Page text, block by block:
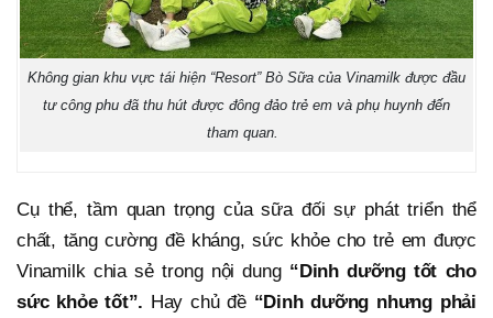
Không gian khu vực tái hiện “Resort” Bò Sữa của Vinamilk được đầu
tư công phu đã thu hút được đông đảo trẻ em và phụ huynh đến
tham quan.
Cụ thể, tầm quan trọng của sữa đối sự phát triển thể
chất, tăng cường đề kháng, sức khỏe cho trẻ em được
Vinamilk chia sẻ trong nội dung “Dinh dưỡng tốt cho
sức khỏe tốt”. Hay chủ đề “Dinh dưỡng nhưng phải